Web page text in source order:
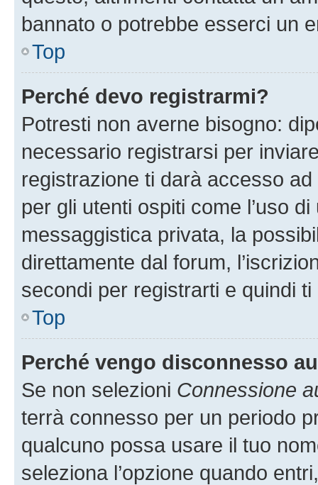
bannato o potrebbe esserci un
Top
Perché devo registrarmi?
Potresti non averne bisogno:
necessario registrarsi per
registrazione ti darà accesso
per gli utenti ospiti come l’uso
messaggistica privata, la
direttamente dal forum,
secondi per registrarti e quindi
Top
Perché vengo disconnesso
Se non selezioni Connessione
terrà connesso per un periodo
qualcuno possa usare il tuo
seleziona l’opzione quando